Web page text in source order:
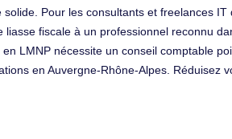
Pour les consultants et freelances
fiscale à un professionnel reconnu
LMNP nécessite un conseil comptable
en Auvergne-Rhône-Alpes. Réduisez